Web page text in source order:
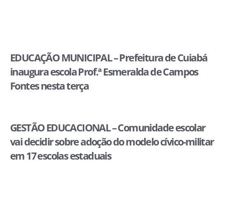
EDUCAÇÃO MUNICIPAL – Prefeitura de Cuiabá
inaugura escola Prof.ª Esmeralda de Campos
Fontes nesta terça
GESTÃO EDUCACIONAL – Comunidade escolar
vai decidir sobre adoção do modelo cívico-militar
em 17 escolas estaduais